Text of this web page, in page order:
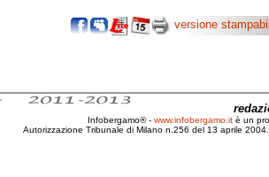
versione
Infobergamo® - www.infobergamo.it è un
Autorizzazione Tribunale di Milano n.256 del 13 aprile